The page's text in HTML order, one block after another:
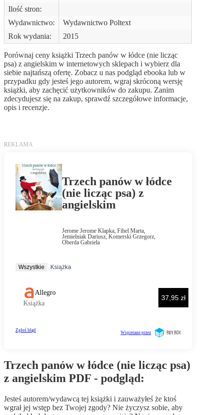
Ilość stron:
Wydawnictwo:
Wydawnictwo Poltext
Rok wydania:
2015
Porównaj ceny książki Trzech panów w łódce (nie licząc
psa) z angielskim w internetowych sklepach i wybierz dla
siebie najtańszą ofertę. Zobacz u nas podgląd ebooka lub w
przypadku gdy jesteś jego autorem, wgraj skróconą wersję
książki, aby zachęcić użytkowników do zakupu. Zanim
zdecydujesz się na zakup, sprawdź szczegółowe informacje,
opis i recenzje.
Trzech panów w łódce (nie licząc psa)
z angielskim PDF - podgląd:
Jesteś autorem/wydawcą tej książki i zauważyłeś że ktoś
wgrał jej wstęp bez Twojej zgody? Nie życzysz sobie, aby